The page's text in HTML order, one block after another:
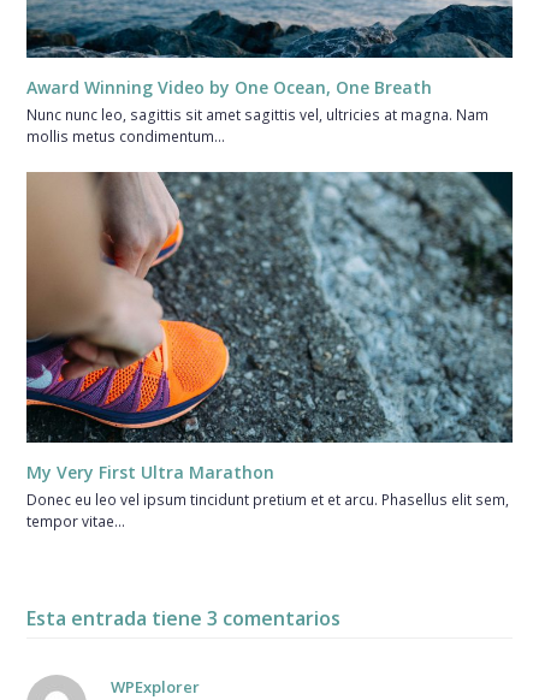
Award Winning Video by One Ocean, One Breath
Nunc nunc leo, sagittis sit amet sagittis vel, ultricies at magna. Nam
mollis metus condimentum…
My Very First Ultra Marathon
Donec eu leo vel ipsum tincidunt pretium et et arcu. Phasellus elit sem,
tempor vitae…
Esta entrada tiene 3 comentarios
WPExplorer